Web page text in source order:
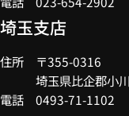
埼玉支店
住所 〒355-0316
埼玉県比企郡小川
電話 0493-71-1102